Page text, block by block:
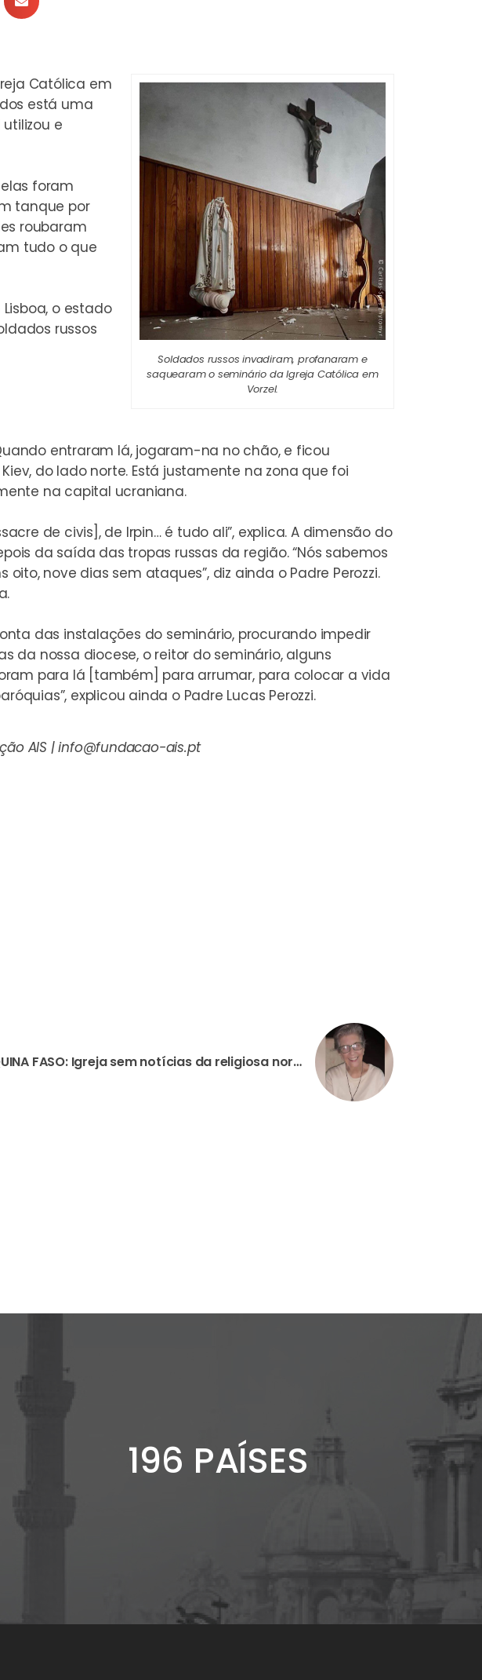
Católica em
está uma
e
foram
tanque por
roubaram
tudo o que
o estado
russos
Soldados russos invadiram, profanaram e
saquearam o seminário da Igreja Católica em
Vorzel.
entraram lá, jogaram-na no chão, e ficou
do lado norte. Está justamente na zona que foi
na capital ucraniana.
de civis], de Irpin… é tudo ali”, explica. A dimensão do
da saída das tropas russas da região. “Nós sabemos
nove dias sem ataques”, diz ainda o Padre Perozzi.
das instalações do seminário, procurando impedir
da nossa diocese, o reitor do seminário, alguns
para lá [também] para arrumar, para colocar a vida
explicou ainda o Padre Lucas Perozzi.
AIS |info@fundacao-ais.pt
BURQUINA FASO: Igreja sem notícias da religiosa norte-americana, de 83 anos, sequestrada há cerca de uma semana
196 PAÍSES